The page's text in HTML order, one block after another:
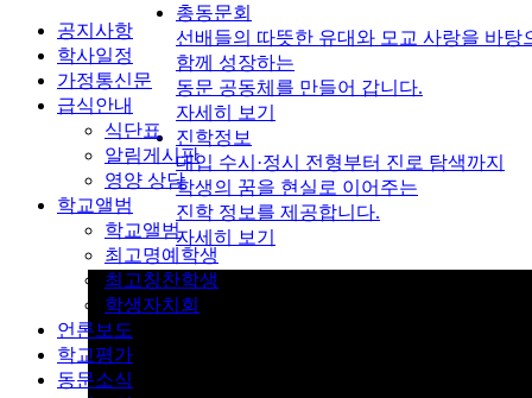
공지사항
학사일정
가정통신문
급식안내
식단표
알림게시판
영양 상담
학교앨범
학교앨범
최고명예학생
최고칭찬학생
학생자치회
언론보도
학교평가
동문소식
총동문회
선배들의 따뜻한 유대와 모교 사랑을 바탕
함께 성장하는
동문 공동체를 만들어 갑니다.
자세히 보기
진학정보
대입 수시·정시 전형부터 진로 탐색까지
학생의 꿈을 현실로 이어주는
진학 정보를 제공합니다.
자세히 보기